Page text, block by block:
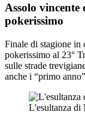
Assolo
pokerissimo
Finale di stagione in
pokerissimo al 23°
sulle strade
anche i “primo
L'esultanza di